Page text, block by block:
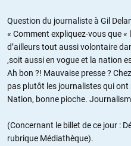
Question du journaliste à Gil
« Comment expliquez-vous que
d’ailleurs tout aussi volontaire
,soit aussi en vogue et la nation
Ah bon ?! Mauvaise presse ?
pas plutôt les journalistes qui
Nation, bonne pioche.
(Concernant le billet de ce jour :
rubrique Médiathèque).